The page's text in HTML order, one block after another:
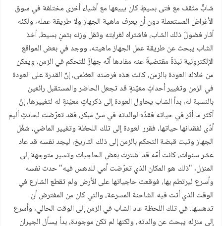
شابٌّ مثقف مع فتى بسيطٍ كان يبيعها مع أشياء أخرى مختلفة في سوق
الأغراض المستعملة دون أن يعرف ماهية الجهاز ولا طريقة عمله، ولكنّه
أثار فضولَ ذلك الشاب، فاشتراه لغرابته وثقل وزنه بثمنٍ بسيط. أخذ
الشاب يبحث عن طريقة عمل الجهاز ماهيته، ووجد في بعض المواقع
الإلكترونية نبذةً مقتضبةً عنه مفادها أنّه جهازٌ للتحكم في الزمن، ويمكن
من خلاله العودة بالزمن، كانت هذه فرصته العظمى، إنّ القدرة على العودة
في الزمن وتغيير أحداثٍ معيّنةٍ قد تجعل الحاضر والمستقبل رائعين
بالنسبة له، بدأ الشاب يحاول العودة إلى ذكرياتٍ معيّنةٍ له لتغييرها، إنّ
أكثر ما أثر في حياته فقدُه لوالدته في سنّ مبكر، فقد تعرّضت لحادثٍ أليم
أدّى لفقدانها حياتها، فقرر العودة إلى تلك اللحظة وتغيير الماضي، شغّل
الجهاز وثبت قبضة التحكم بالزمن إلى ذلك التاريخ، ليجد نفسه قد عاد
عشر سنوات، كانت أمّه قد اشترت بعض الحاجيات وتسير متوجهة إلى
المنزل، "ذلك هو المكان الذي تعرّضت أمي للدهس فيه" حدث نفسه
وأسرع ليرتطم بها، فوقعت حاجياتها على الأرض ولم تقطع الشارع في
الوقت الذي أتت فيه الشاحنة المسرعة، والتي كان من المفترض أن
تدهسها. في تلك اللحظة عاد الشاب في الزمن إلى الوقت الحالي، وأسرع
إلى منزله يبحث عن والدته، ولكنها لم تكن موجودة، بدأ يسأل الجيران